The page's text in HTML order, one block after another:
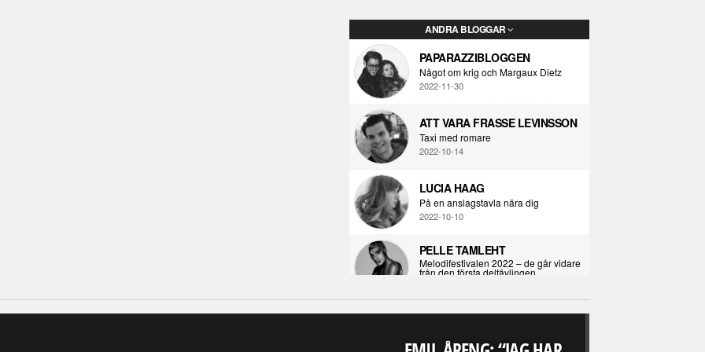
ANDRA BLOGGAR
PAPARAZZIBLOGGEN
Något om krig och Margaux Dietz
2022-11-30
ATT VARA FRASSE LEVINSSON
Taxi med romare
2022-10-14
LUCIA HAAG
På en anslagstavla nära dig
2022-10-10
PELLE TAMLEHT
Melodifestivalen 2022 – de går vidare
från den första deltävlingen
I KORPENS SKUGGA
2021-06-28